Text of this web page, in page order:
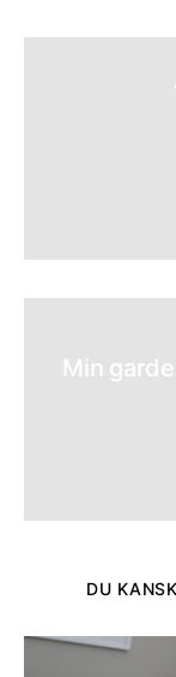
Min
DU